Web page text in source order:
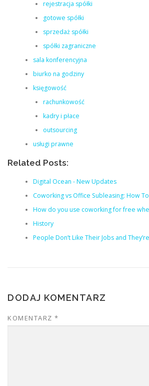
rejestracja spółki
gotowe spółki
sprzedaż spółki
spółki zagraniczne
sala konferencyjna
biurko na godziny
księgowość
rachunkowość
kadry i płace
outsourcing
usługi prawne
Related Posts:
Digital Ocean - New Updates
Coworking vs Office Subleasing: How
How do you use coworking for free
History
People Don’t Like Their Jobs and
DODAJ KOMENTARZ
KOMENTARZ *